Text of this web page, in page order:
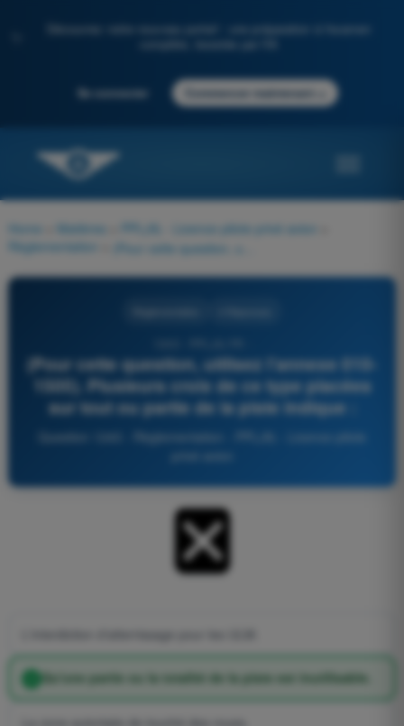
Découvrez notre nouveau portail : une préparation à l'examen
Se connecter Commencer maintenant
Home Matières PPL(A) - Licence pilote privé avion
Règlementation
(Pour cette question, utilisez l'annexe 010-
1505). Plusieurs croix de ce type placées
sur tout ou partie de la piste indique :
Qu'une partie ou la totalité de la piste est inutilisable.